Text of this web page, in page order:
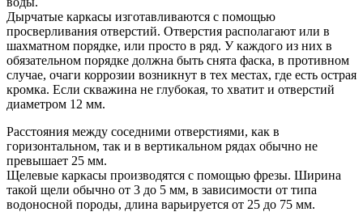
Дырчатые каркасы изготавливаются с помощью
просверливания отверстий. Отверстия располагают или в
шахматном порядке, или просто в ряд. У каждого из них в
обязательном порядке должна быть снята фаска, в противном
случае, очаги коррозии возникнут в тех местах, где есть острая
кромка. Если скважина не глубокая, то хватит и отверстий
диаметром 12 мм.
Расстояния между соседними отверстиями, как в
горизонтальном, так и в вертикальном рядах обычно не
превышает 25 мм.
Щелевые каркасы производятся с помощью фрезы. Ширина
такой щели обычно от 3 до 5 мм, в зависимости от типа
водоносной породы, длина варьируется от 25 до 75 мм.